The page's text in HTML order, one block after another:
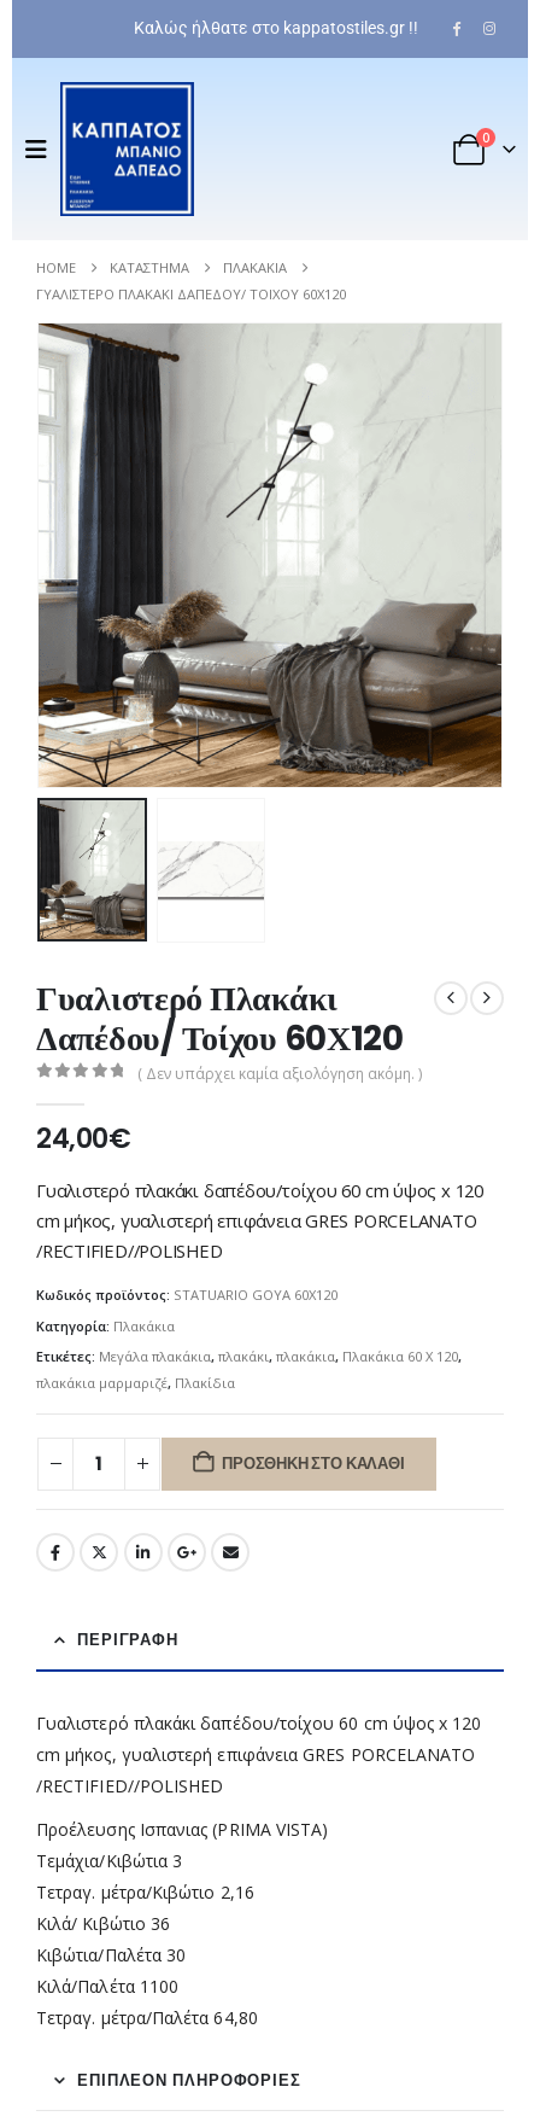
Καλώς ήλθατε στο kappatostiles.gr !!
0
HOME ΚΑΤΆΣΤΗΜΑ
ΠΛΑΚΆΚΙΑ
ΓΥΑΛΙΣΤΕΡΌ ΠΛΑΚΆΚΙ ΔΑΠΈΔΟΥ/ ΤΟΊΧΟΥ 60Χ120
Γυαλιστερό Πλακάκι
Δαπέδου/ Τοίχου 60Χ120
( Δεν υπάρχει καμία αξιολόγηση ακόμη. )
24,00€
Γυαλιστερό πλακάκι δαπέδου/τοίχου 60 cm ύψος x 120
cm μήκος, γυαλιστερή επιφάνεια GRES PORCELANATO
/RECTIFIED//POLISHED
Κωδικός προϊόντος: STATUARIO GOYA 60X120
Κατηγορία: Πλακάκια
Ετικέτες: Μεγάλα πλακάκια, πλακάκι, πλακάκια, Πλακάκια 60 X 120,
πλακάκια μαρμαριζέ, Πλακίδια
ΠΡΟΣΘΉΚΗ ΣΤΟ ΚΑΛΆΘΙ
ΠΕΡΙΓΡΑΦΉ
Γυαλιστερό πλακάκι δαπέδου/τοίχου 60 cm ύψος x 120
cm μήκος, γυαλιστερή επιφάνεια GRES PORCELANATO
/RECTIFIED//POLISHED
Προέλευσης Ισπανιας (PRIMA VISTA)
Τεμάχια/Κιβώτια 3
Τετραγ. μέτρα/Κιβώτιο 2,16
Κιλά/ Κιβώτιο 36
Κιβώτια/Παλέτα 30
Κιλά/Παλέτα 1100
Τετραγ. μέτρα/Παλέτα 64,80
ΕΠΙΠΛΈΟΝ ΠΛΗΡΟΦΟΡΊΕΣ